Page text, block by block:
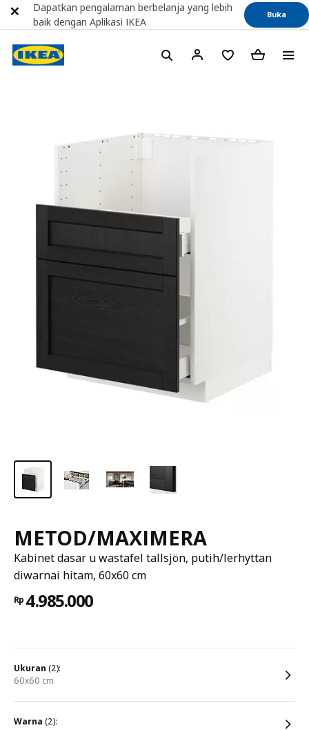
METOD/MAXIMERA
Kabinet dasar u wastafel tallsjön, putih/lerhyttan
diwarnai hitam, 60x60 cm
Rp 4.985.000
ukuran (2):
60x60 cm
warna (2):
Dapatkan pengalaman berbelanja yang lebih
baik dengan Aplikasi IKEA
Buka